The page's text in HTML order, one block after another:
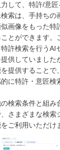
して、特許/意匠
索は、手持ちの
似画像をもった特
とができます。
特許検索を行うAI
供していました
提供することで
に特許・意匠検
の検索条件と組み
さまざまな検索
ご利用いただけ